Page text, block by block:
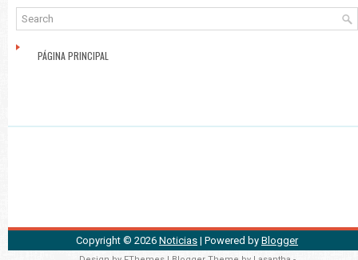
PÁGINA PRINCIPAL
Copyright © 2026 Noticias | Powered by Blogger